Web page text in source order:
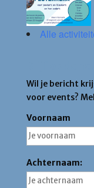
Alle
Wil je bericht
voor events?
Voornaam
Achternaam: